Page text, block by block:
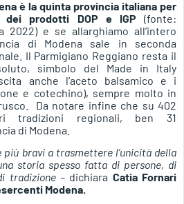
è la quinta provincia italiana per
dei prodotti DOP e IGP(fonte:
2022) e se allarghiamo all’intero
di Modena sale in seconda
Il Parmigiano Reggiano resta il
simbolo del Made in Italy
anche l’aceto balsamico e i
e cotechino), sempre molto in
Da notare infine che su 402
tradizioni regionali, ben 31
di Modena.
più bravi a trasmettere l’unicità della
storia spesso fatta di persone, di
tradizione – dichiara Catia Fornari
Modena.